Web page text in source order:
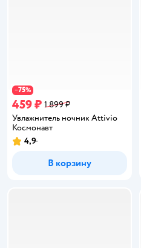
−75%
459 ₽ 1 899 ₽
Увлажнитель ночник Attivio
Космонавт
Рейтинг:
4,9
В корзину